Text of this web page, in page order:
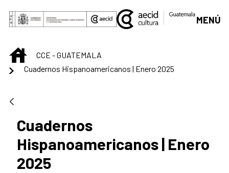
Saltar al contenido principal
MENÚ
INICIOCCE - GUATEMALA
Cuadernos Hispanoamericanos | Enero 2025
Cuadernos
Hispanoamericanos | Enero
2025